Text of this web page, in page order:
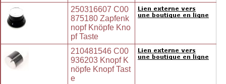
250316607 C00
875180 Zapfenk
nopf Knöpfe Kno
pf Taste
210481546 C00
936203 Knopf K
nöpfe Knopf Tast
e